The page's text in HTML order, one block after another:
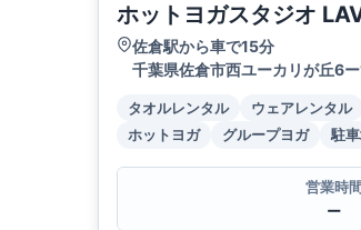
ホットヨガスタジオ
佐倉駅から車で15分
千葉県佐倉市西ユーカリが丘6
タオルレンタル ウェアレンタル
ホットヨガ
グループヨガ 駐
営業時間
ー